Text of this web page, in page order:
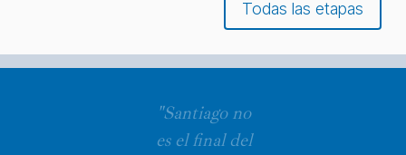
Todas las etapas
"Santiago no
es el final del